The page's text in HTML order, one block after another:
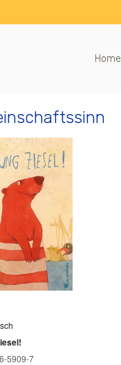
Home
5909-7